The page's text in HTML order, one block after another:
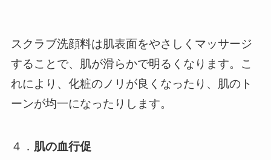
スクラブ洗顔料は肌表面をやさしくマッサージ
することで、肌が滑らかで明るくなります。こ
れにより、化粧のノリが良くなったり、肌のト
ーンが均一になったりします。
４． 肌の血行促